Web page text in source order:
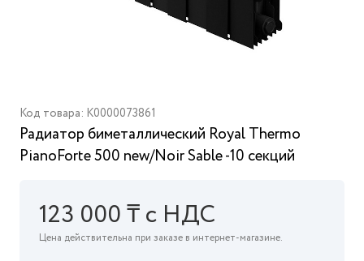
Код товара: K0000073861
Радиатор биметаллический Royal Thermo
PianoForte 500 new/Noir Sable -10 секций
123 000 ₸ с НДС
Цена действительна при заказе в интернет-магазине.